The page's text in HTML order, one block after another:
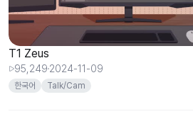
T1 Zeus
95,249 2024-11-09
한국어 Talk/Cam